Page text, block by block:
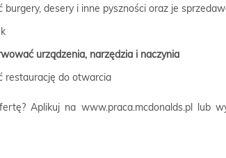
burgery, desery i inne pyszności oraz je
urządzenia, narzędzia i naczynia
restaurację do otwarcia
Aplikuj na www.praca.mcdonalds.pl lub